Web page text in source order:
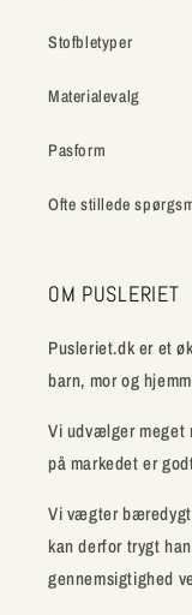
Stofbletyper
Materialevalg
Pasform
Ofte stillede
OM PUSLERIET
Pusleriet.dk er et
barn, mor og
Vi udvælger meget
på markedet er
Vi vægter
kan derfor trygt
gennemsigtighed